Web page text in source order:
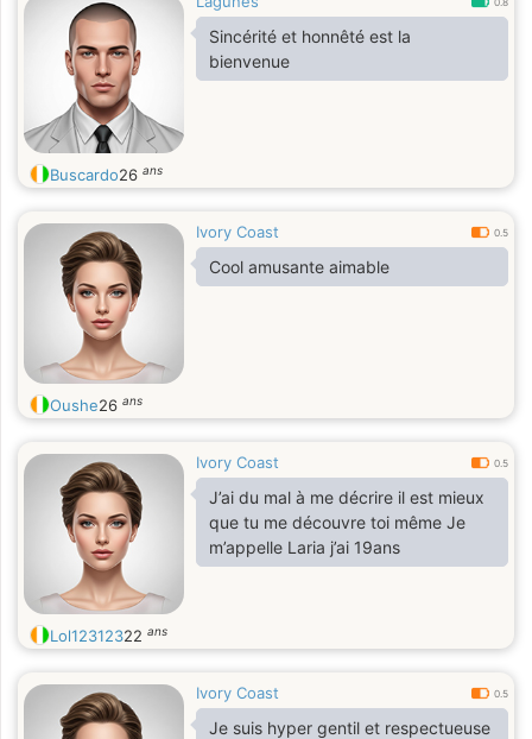
0.8
Sincérité et honnêté est la
bienvenue
Buscardo26 ans
Ivory Coast 0.5
Cool amusante aimable
Oushe26 ans
Ivory Coast 0.5
J’ai du mal à me décrire il est mieux
que tu me découvre toi même Je
m’appelle Laria j’ai 19ans
Lol12312322 ans
Ivory Coast 0.5
Je suis hyper gentil et respectueuse